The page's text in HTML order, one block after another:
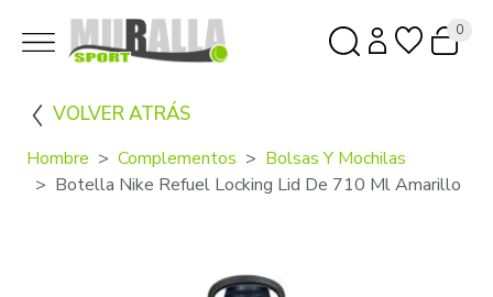
0
VOLVER ATRÁS
Hombre Complementos
Bolsas Y Mochilas
Botella Nike Refuel Locking Lid De 710 Ml Amarillo